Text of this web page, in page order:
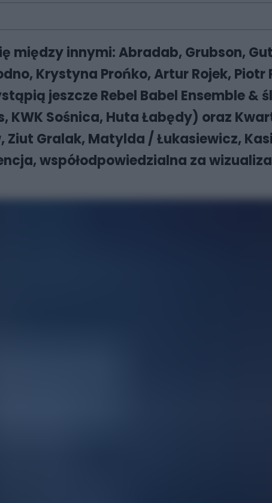
innymi: Abradab, Grubson,
Krystyna Prońko, Artur Rojek,
jeszcze Rebel Babel Ensemble &
KWK Sośnica, Huta Łabędy) oraz
Gralak, Matylda / Łukasiewicz,
współodpowiedzialna za